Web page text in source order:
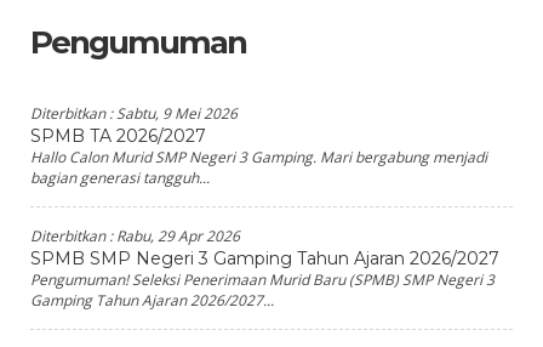
Pengumuman
Diterbitkan :Sabtu, 9 Mei 2026
SPMB TA 2026/2027
Hallo Calon Murid SMP Negeri 3 Gamping. Mari bergabung menjadi
bagian generasi tangguh...
Diterbitkan :Rabu, 29 Apr 2026
SPMB SMP Negeri 3 Gamping Tahun Ajaran 2026/2027
Pengumuman! Seleksi Penerimaan Murid Baru (SPMB) SMP Negeri 3
Gamping Tahun Ajaran 2026/2027...